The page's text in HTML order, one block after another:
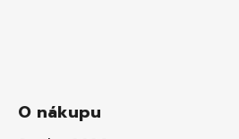
O nákupu